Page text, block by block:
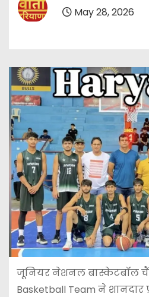
May 28, 2026
जूनियर नेशनल बास्केटबॉल
Basketball Team ने शानदार